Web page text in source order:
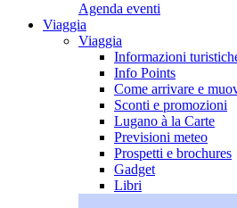
Agenda eventi
Viaggia
Viaggia
Informazioni
Info Points
Come arrivare e
Sconti e promozioni
Lugano à la Carte
Previsioni meteo
Prospetti e brochures
Gadget
Libri